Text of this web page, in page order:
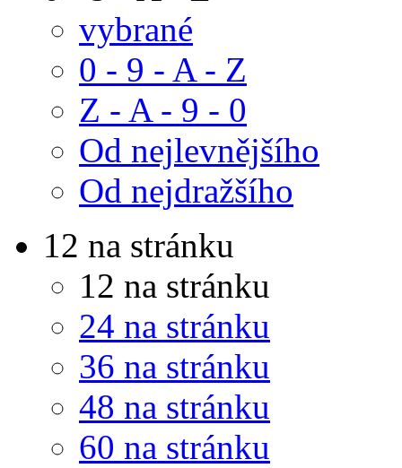
vybrané
0 - 9 - A - Z
Z - A - 9 - 0
Od nejlevnějšího
Od nejdražšího
12 na stránku
12 na stránku
24 na stránku
36 na stránku
48 na stránku
60 na stránku